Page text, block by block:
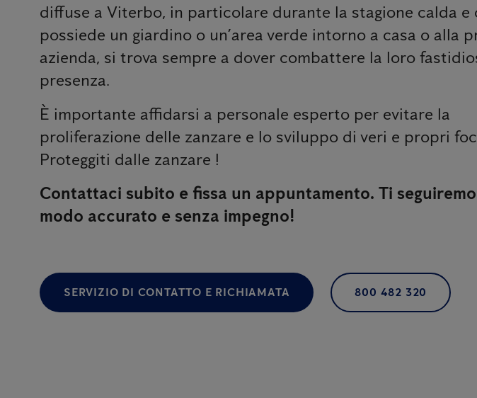
diffuse a Viterbo, in particolare durante la stagione calda e
possiede un giardino o un’area verde intorno a casa o alla
azienda, si trova sempre a dover combattere la loro
presenza.
È importante affidarsi a personale esperto per evitare la
proliferazione delle zanzare e lo sviluppo di veri e propri
Proteggiti dalle zanzare !
Contattaci subito e fissa un appuntamento. Ti
modo accurato e senza impegno!
SERVIZIO DI CONTATTO E RICHIAMATA 800 482 320